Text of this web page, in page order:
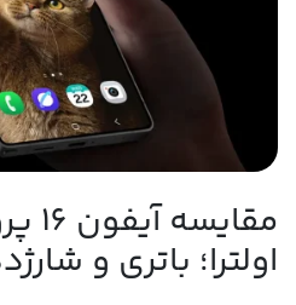
اولترا؛ باتری و